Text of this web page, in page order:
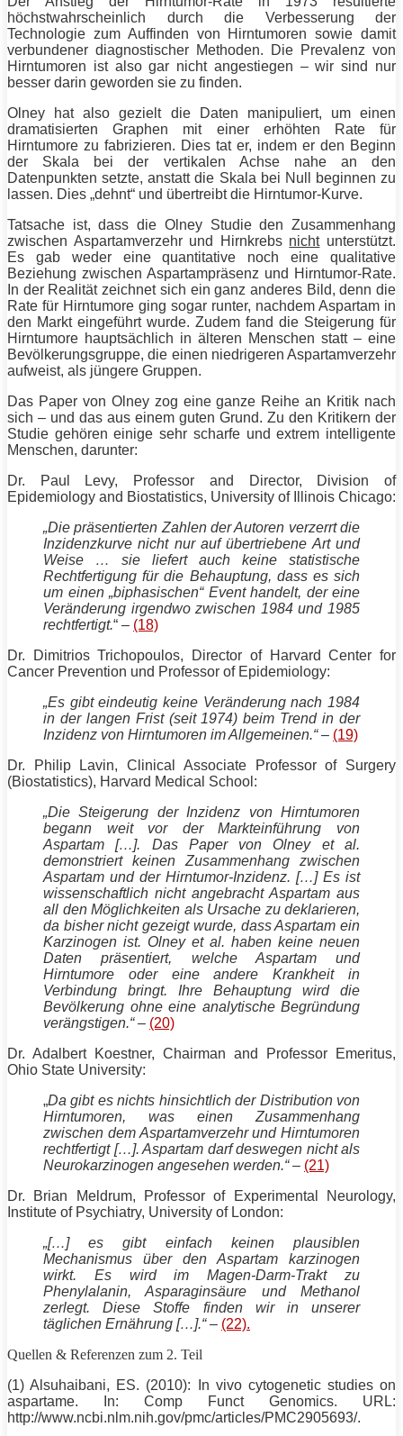
höchstwahrscheinlich durch die Verbesserung der
Technologie zum Auffinden von Hirntumoren sowie damit
verbundener diagnostischer Methoden. Die Prevalenz von
Hirntumoren ist also gar nicht angestiegen – wir sind nur
besser darin geworden sie zu finden.
Olney hat also gezielt die Daten manipuliert, um einen
dramatisierten Graphen mit einer erhöhten Rate für
Hirntumore zu fabrizieren. Dies tat er, indem er den Beginn
der Skala bei der vertikalen Achse nahe an den
Datenpunkten setzte, anstatt die Skala bei Null beginnen zu
lassen. Dies „dehnt“ und übertreibt die Hirntumor-Kurve.
Tatsache ist, dass die Olney Studie den Zusammenhang
zwischen Aspartamverzehr und Hirnkrebs nichtunterstützt.
Es gab weder eine quantitative noch eine qualitative
Beziehung zwischen Aspartampräsenz und Hirntumor-Rate.
In der Realität zeichnet sich ein ganz anderes Bild, denn die
Rate für Hirntumore ging sogar runter, nachdem Aspartam in
den Markt eingeführt wurde. Zudem fand die Steigerung für
Hirntumore hauptsächlich in älteren Menschen statt – eine
Bevölkerungsgruppe, die einen niedrigeren Aspartamverzehr
aufweist, als jüngere Gruppen.
Das Paper von Olney zog eine ganze Reihe an Kritik nach
sich – und das aus einem guten Grund. Zu den Kritikern der
Studie gehören einige sehr scharfe und extrem intelligente
Menschen, darunter:
Dr. Paul Levy, Professor and Director, Division of
Epidemiology and Biostatistics, University of Illinois Chicago:
„Die präsentierten Zahlen der Autoren verzerrt die
Inzidenzkurve nicht nur auf übertriebene Art und
Weise … sie liefert auch keine statistische
Rechtfertigung für die Behauptung, dass es sich
um einen „biphasischen“ Event handelt, der eine
Veränderung irgendwo zwischen 1984 und 1985
rechtfertigt.“ – (18)
Dr. Dimitrios Trichopoulos, Director of Harvard Center for
Cancer Prevention und Professor of Epidemiology:
„Es gibt eindeutig keine Veränderung nach 1984
in der langen Frist (seit 1974) beim Trend in der
Inzidenz von Hirntumoren im Allgemeinen.“– (19)
Dr. Philip Lavin, Clinical Associate Professor of Surgery
(Biostatistics), Harvard Medical School:
„Die Steigerung der Inzidenz von Hirntumoren
begann weit vor der Markteinführung von
Aspartam […]. Das Paper von Olney et al.
demonstriert keinen Zusammenhang zwischen
Aspartam und der Hirntumor-Inzidenz. […] Es ist
wissenschaftlich nicht angebracht Aspartam aus
all den Möglichkeiten als Ursache zu deklarieren,
da bisher nicht gezeigt wurde, dass Aspartam ein
Karzinogen ist. Olney et al. haben keine neuen
Daten präsentiert, welche Aspartam und
Hirntumore oder eine andere Krankheit in
Verbindung bringt. Ihre Behauptung wird die
Bevölkerung ohne eine analytische Begründung
verängstigen.“– (20)
Dr. Adalbert Koestner, Chairman and Professor Emeritus,
Ohio State University:
„Da gibt es nichts hinsichtlich der Distribution von
Hirntumoren, was einen Zusammenhang
zwischen dem Aspartamverzehr und Hirntumoren
rechtfertigt […]. Aspartam darf deswegen nicht als
Neurokarzinogen angesehen werden.“– (21)
Dr. Brian Meldrum, Professor of Experimental Neurology,
Institute of Psychiatry, University of London:
„[…] es gibt einfach keinen plausiblen
Mechanismus über den Aspartam karzinogen
wirkt. Es wird im Magen-Darm-Trakt zu
Phenylalanin, Asparaginsäure und Methanol
zerlegt. Diese Stoffe finden wir in unserer
täglichen Ernährung […].“– (22).
Quellen & Referenzen zum 2. Teil
(1) Alsuhaibani, ES. (2010): In vivo cytogenetic studies on
aspartame. In: Comp Funct Genomics. URL:
http://www.ncbi.nlm.nih.gov/pmc/articles/PMC2905693/.